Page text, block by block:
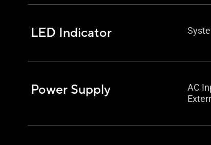
LED Indicator
Power Supply
AC